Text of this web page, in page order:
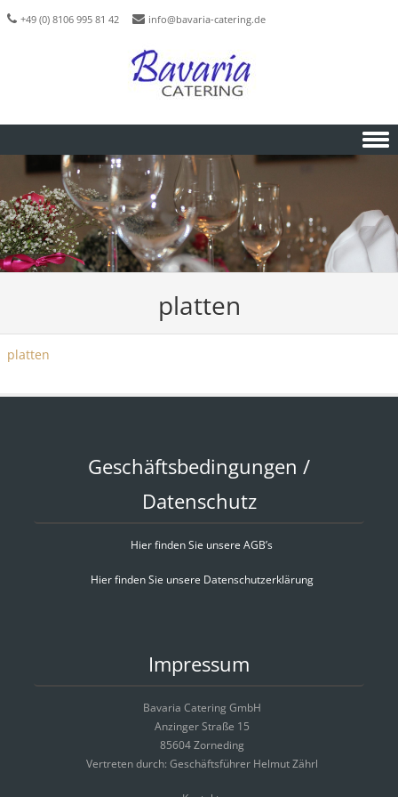
+49 (0) 8106 995 81 42 info@bavaria-catering.de
Skip to content
platten
platten
Geschäftsbedingungen /
Datenschutz
Hier finden Sie unsere AGB’s
Hier finden Sie unsere Datenschutzerklärung
Impressum
Bavaria Catering GmbH
Anzinger Straße 15
85604 Zorneding
Vertreten durch: Geschäftsführer Helmut Zährl